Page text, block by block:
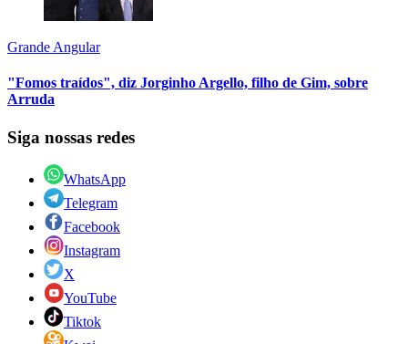
Grande Angular
"Fomos traídos", diz Jorginho Argello, filho de Gim, sobre
Arruda
Siga nossas redes
WhatsApp
Telegram
Facebook
Instagram
X
YouTube
Tiktok